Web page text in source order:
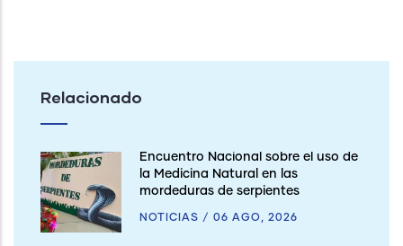
Relacionado
Encuentro Nacional sobre el uso de
la Medicina Natural en las
mordeduras de serpientes
NOTICIAS / 06 AGO, 2026